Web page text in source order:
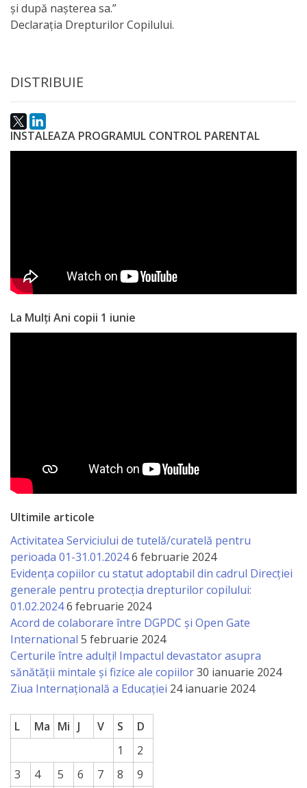
Invitații
de
Planuri
achiziții
Evenimente
și
națională
Acte
interne
Media
Comunicate
de
presă
Informații
utile
veche
și după nașterea sa.”
Declarația Drepturilor Copilului.
DISTRIBUIE
INSTALEAZA PROGRAMUL CONTROL PARENTAL
La Mulți Ani copii 1 iunie
Ultimile articole
Activitatea Serviciului de tutelă/curatelă pentru
perioada 01-31.01.20246 februarie 2024
Evidența copiilor cu statut adoptabil din cadrul Direcției
generale pentru protecția drepturilor copilului:
01.02.20246 februarie 2024
Acord de colaborare între DGPDC și Open Gate
International 5 februarie 2024
Certurile între adulți! Impactul devastator asupra
sănătății mintale și fizice ale copiilor30 ianuarie 2024
Ziua Internațională a Educației 24 ianuarie 2024
L Ma Mi J V S
D
1
2
3
4 5 6 7 8
9